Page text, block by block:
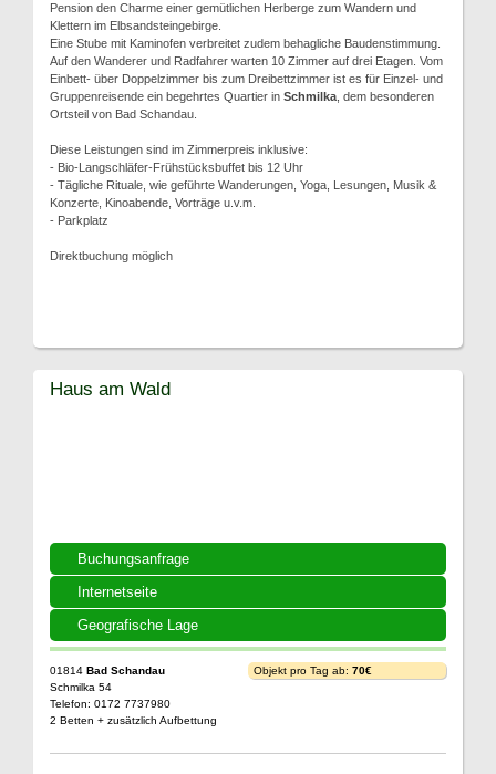
Pension den Charme einer gemütlichen Herberge zum Wandern und
Klettern im Elbsandsteingebirge.
Eine Stube mit Kaminofen verbreitet zudem behagliche Baudenstimmung.
Auf den Wanderer und Radfahrer warten 10 Zimmer auf drei Etagen. Vom
Einbett- über Doppelzimmer bis zum Dreibettzimmer ist es für Einzel- und
Gruppenreisende ein begehrtes Quartier in Schmilka , dem besonderen
Ortsteil von Bad Schandau.
Diese Leistungen sind im Zimmerpreis inklusive:
- Bio-Langschläfer-Frühstücksbuffet bis 12 Uhr
- Tägliche Rituale, wie geführte Wanderungen, Yoga, Lesungen, Musik &
Konzerte, Kinoabende, Vorträge u.v.m.
- Parkplatz
Direktbuchung möglich
Buchungsanfrage
Internetseite
Geografische Lage
Haus am Wald
01814 Bad Schandau
Schmilka 54
Telefon: 0172 7737980
2 Betten + zusätzlich Aufbettung
Objekt pro Tag ab: 70€